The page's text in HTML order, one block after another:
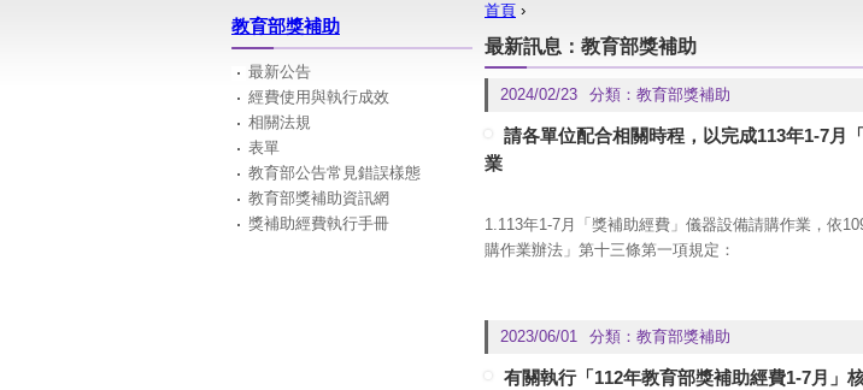
教育部獎補助
最新公告
經費使用與執行成效
相關法規
表單
教育部公告常見錯誤樣態
教育部獎補助資訊網
獎補助經費執行手冊
您在這裡
首頁 ›
最新訊息：教育部獎補助
2024/02/23 分類： 教育部獎補助
請各單位配合相關時程，以完成113年1-7月
業
1.113年1-7月「獎補助經費」儀器設備請購作業，依
購作業辦法」第十三條第一項規定：
限內前4個月完成採購程序。未達公告金額採購，最
故百萬以下儀器設備之請購作業，請於113年4月15日(
心，以利後續行政作業。若有調整，請依本校最新採購
2023/06/01
分類： 教育部獎補助
有關執行「112年教育部獎補助經費1-7月」